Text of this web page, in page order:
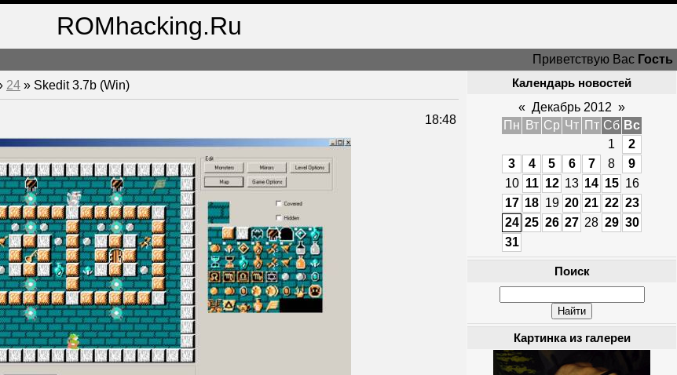
ROMhacking.Ru
Приветствую Вас Гость
24 » Skedit 3.7b (Win)
18:48
Календарь новостей
« Декабрь 2012 »
Пн
Вт Ср Чт Пт Сб Вс
1
2
3
4 5 6 7 8
9
10 11 12 13 14 15 16
17 18 19 20 21 22 23
24 25 26 27 28 29 30
31
Поиск
Картинка из галереи